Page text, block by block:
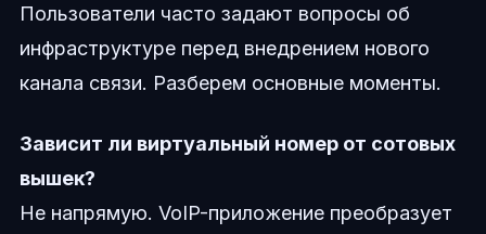
Пользователи часто задают вопросы об
инфраструктуре перед внедрением нового
канала связи. Разберем основные моменты.
Зависит ли виртуальный номер от сотовых
вышек?
Не напрямую. VoIP-приложение преобразует